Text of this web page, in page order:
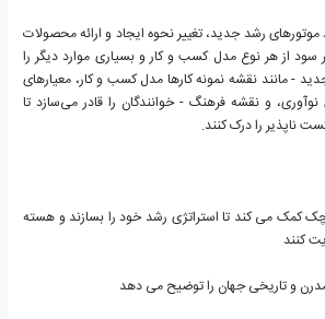
رشد جدید، تغییر نحوه ایجاد و ارائه محصولات
از هر نوع مدل کسب و کار و بسیاری موارد دیگر را
- مانند نقشه نمونه کارها مدل کسب و کار، معیارهای
نوآوری، و نقشه فرهنگ - خوانندگان را قادر می‌سازد تا
ناپذیر را درک کنند.
کمک می کند تا استراتژی رشد خود را بسازند و هسته
کنند
و تاریخی جهان را توضیح می دهد